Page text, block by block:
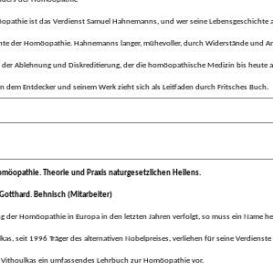
ist das Verdienst Samuel Hahnemanns, und wer seine
der Homöopathie. Hahnemanns langer, mühevoller, durch Widerstände und
Ablehnung und Diskreditierung, der die homöopathische Medizin bis heute
dem Entdecker und seinem Werk zieht sich als Leitfaden durch Fritsches Buch.
Theorie und Praxis naturgesetzlichen Heilens.
Behnisch (Mitarbeiter)
der Homöopathie in Europa in den letzten Jahren verfolgt, so muss ein Name
seit 1996 Träger des alternativen Nobelpreises, verliehen für seine
Vithoulkas ein umfassendes Lehrbuch zur Homöopathie vor.